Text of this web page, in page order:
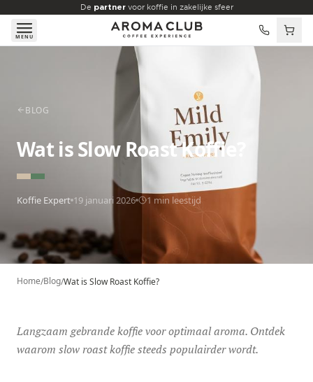
Skip to main content
De partnervoor koffie in zakelijke sfeer
MENU
BLOG
Wat is Slow Roast Koffie?
Koffie Expert 19 januari 2026 1 min leestijd
Home/Blog/Wat is Slow Roast Koffie?
Langzaam gebrande koffie voor optimaal aroma. Ontdek
waarom slow roast koffie steeds populairder wordt.